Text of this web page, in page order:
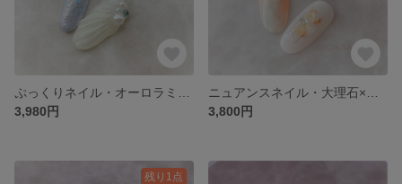
3,980円
3,800円
残り1点